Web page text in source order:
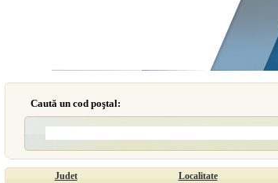
Caută un cod poştal:
Judet Localitate